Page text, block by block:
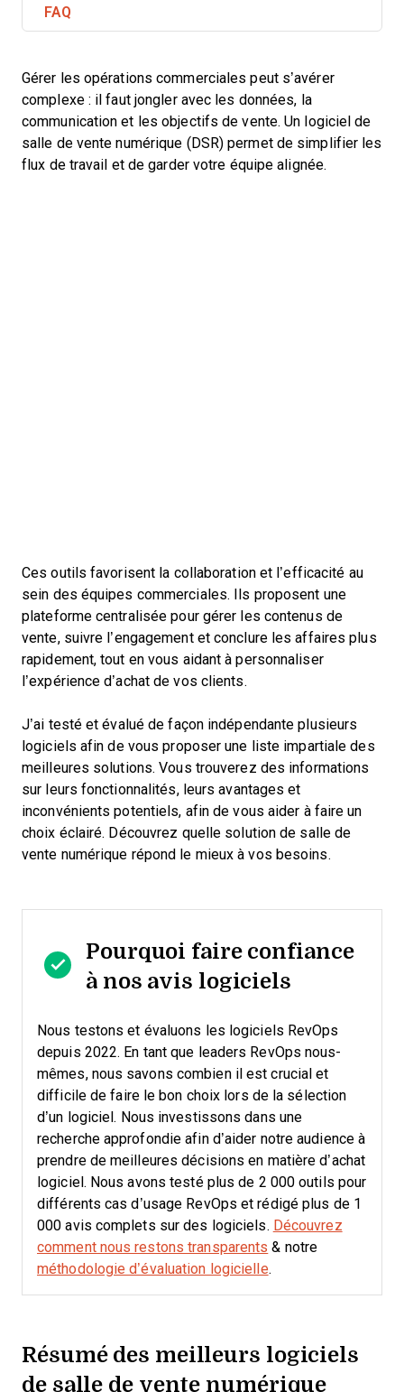
FAQ
Gérer les opérations commerciales peut s’avérer
complexe : il faut jongler avec les données, la
communication et les objectifs de vente. Un logiciel de
salle de vente numérique (DSR) permet de simplifier les
flux de travail et de garder votre équipe alignée.
Ces outils favorisent la collaboration et l’efficacité au
sein des équipes commerciales. Ils proposent une
plateforme centralisée pour gérer les contenus de
vente, suivre l’engagement et conclure les affaires plus
rapidement, tout en vous aidant à personnaliser
l’expérience d’achat de vos clients.
J’ai testé et évalué de façon indépendante plusieurs
logiciels afin de vous proposer une liste impartiale des
meilleures solutions. Vous trouverez des informations
sur leurs fonctionnalités, leurs avantages et
inconvénients potentiels, afin de vous aider à faire un
choix éclairé. Découvrez quelle solution de salle de
vente numérique répond le mieux à vos besoins.
Pourquoi faire confiance
à nos avis logiciels
Nous testons et évaluons les logiciels RevOps
depuis 2022. En tant que leaders RevOps nous-
mêmes, nous savons combien il est crucial et
difficile de faire le bon choix lors de la sélection
d’un logiciel. Nous investissons dans une
recherche approfondie afin d’aider notre audience à
prendre de meilleures décisions en matière d’achat
logiciel. Nous avons testé plus de 2 000 outils pour
différents cas d’usage RevOps et rédigé plus de 1
000 avis complets sur des logiciels. Découvrez
comment nous restons transparents & notre
méthodologie d’évaluation logicielle.
Résumé des meilleurs logiciels
de salle de vente numérique